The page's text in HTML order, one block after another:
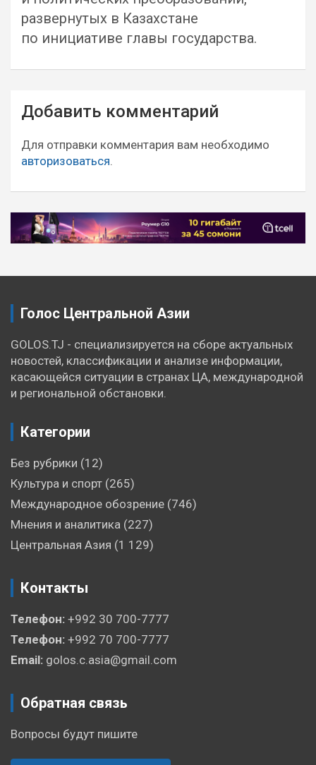
развернутых в Казахстане
по инициативе главы государства.
Навигация
по
записям
Добавить комментарий
Для отправки комментария вам необходимо
авторизоваться.
Голос Центральной Азии
GOLOS.TJ - специализируется на сборе актуальных
новостей, классификации и анализе информации,
касающейся ситуации в странах ЦА, международной
и региональной обстановки.
Категории
Без рубрики (12)
Культура и спорт (265)
Международное обозрение (746)
Мнения и аналитика (227)
Центральная Азия (1 129)
Контакты
Телефон: +992 30 700-7777
Телефон: +992 70 700-7777
Email: golos.c.asia@gmail.com
Обратная связь
Вопросы будут пишите